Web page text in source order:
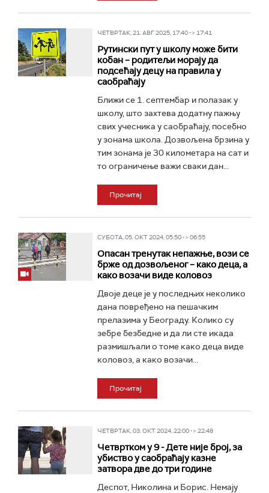
ЧЕТВРТАК, 21. АВГ 2025, 17:40 -> 17:41
Рутински пут у школу може бити
кобан – родитељи морају да
подсећају децу на правила у
саобраћају
Ближи се 1. септембар и полазак у
школу, што захтева додатну пажњу
свих учесника у саобраћају, посебно
у зонама школа. Дозвољена брзина у
тим зонама је 30 километара на сат и
то ограничење важи сваки дан...
Прочитај
СУБОТА, 05. ОКТ 2024, 05:50 -> 06:55
Опасан тренутак непажње, вози се
брже од дозвољеног – како деца, а
како возачи виде коловоз
Двоје деце је у последњих неколико
дана повређено на пешачким
прелазима у Београду. Колико су
зебре безбедне и да ли сте икада
размишљали о томе како деца виде
коловоз, а како возачи...
Прочитај
ЧЕТВРТАК, 03. ОКТ 2024, 22:00 -> 22:48
Четвртком у 9 - Дете није број, за
убиство у саобраћају казне
затвора две до три године
Деспот, Николина и Борис. Немају